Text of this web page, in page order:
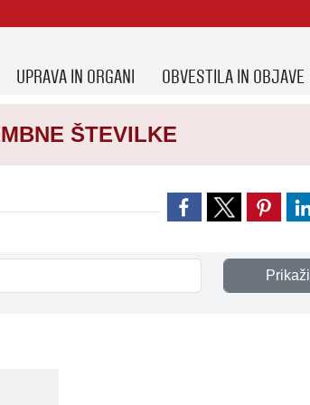
UPRAVA IN ORGANI OBVESTILA IN OBJAVE
ŠTEVILKE
Prikaži